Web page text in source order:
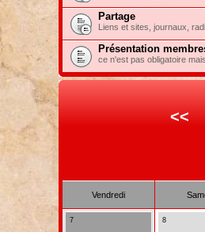
Partage
Liens et sites, journaux,
Présentation
ce n'est pas obligatoire
<<
Vendredi
7 8